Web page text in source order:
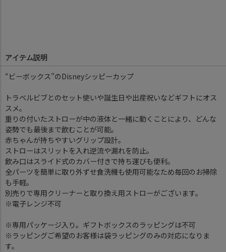
アイテム説明
“ビーボックス”のDisneyシッピーカップ
トラベルビブとのセット使いや誕生日や出産祝いなどギフトにオス
スメ。
重りの付いたストローが中の液体と一緒に動くことにより、どんな
姿勢でも最後まで飲むことが可能。
赤ちゃんが持ちやすいグリップ設計。
ストローはスリットを入れ逆流や漏れを防止。
飲み口はスライド式のカバー付きで持ち運びも便利。
全パーツを簡単に取り外ずせ食洗機も使用可能なため毎回のお掃除
も手軽。
別売りで専用クリーナーと取り換え用ストローがございます。
※電子レンジ不可
※専用パッケージ入り。ギフトボックスのラッピングは不可
※ラッピングご希望のお客様は袋ラッピングのみの対応になりま
す。